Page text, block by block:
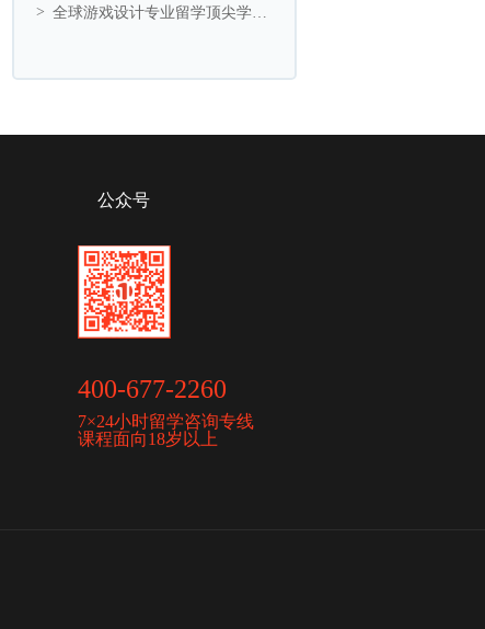
全球游戏设计专业留学顶尖学院盘点
公众号
400-677-2260
7×24小时留学咨询专线
课程面向18岁以上